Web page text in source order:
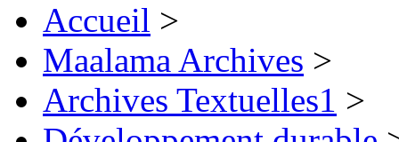
Accueil >
Maalama Archives >
Archives Textuelles1 >